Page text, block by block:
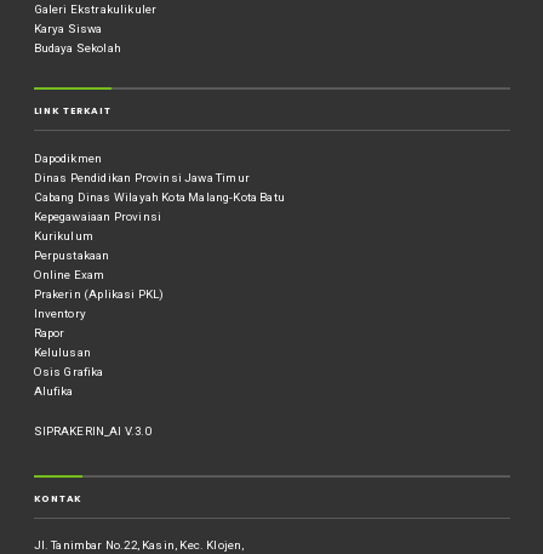
Galeri Ekstrakulikuler
Karya Siswa
Budaya Sekolah
LINK TERKAIT
Dapodikmen
Dinas Pendidikan Provinsi Jawa Timur
Cabang Dinas Wilayah Kota Malang-Kota Batu
Kepegawaiaan Provinsi
Kurikulum
Perpustakaan
Online Exam
Prakerin (Aplikasi PKL)
Inventory
Rapor
Kelulusan
Osis Grafika
Alufika
SIPRAKERIN_AI V.3.0
KONTAK
Jl. Tanimbar No.22, Kasin, Kec. Klojen,